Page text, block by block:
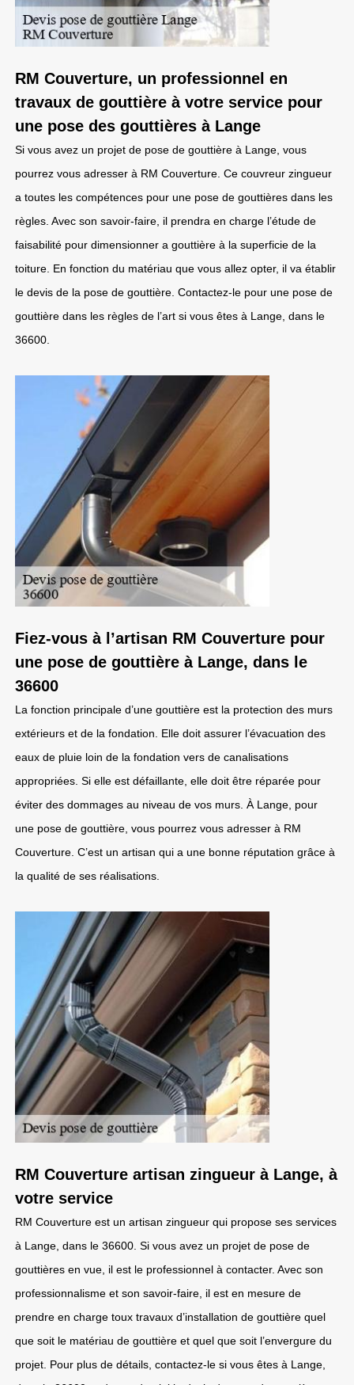
RM Couverture, un professionnel en
travaux de gouttière à votre service pour
une pose des gouttières à Lange
Si vous avez un projet de pose de gouttière à Lange, vous
pourrez vous adresser à RM Couverture. Ce couvreur zingueur
a toutes les compétences pour une pose de gouttières dans les
règles. Avec son savoir-faire, il prendra en charge l’étude de
faisabilité pour dimensionner a gouttière à la superficie de la
toiture. En fonction du matériau que vous allez opter, il va établir
le devis de la pose de gouttière. Contactez-le pour une pose de
gouttière dans les règles de l’art si vous êtes à Lange, dans le
36600.
Fiez-vous à l’artisan RM Couverture pour
une pose de gouttière à Lange, dans le
36600
La fonction principale d’une gouttière est la protection des murs
extérieurs et de la fondation. Elle doit assurer l’évacuation des
eaux de pluie loin de la fondation vers de canalisations
appropriées. Si elle est défaillante, elle doit être réparée pour
éviter des dommages au niveau de vos murs. À Lange, pour
une pose de gouttière, vous pourrez vous adresser à RM
Couverture. C’est un artisan qui a une bonne réputation grâce à
la qualité de ses réalisations.
RM Couverture artisan zingueur à Lange, à
votre service
RM Couverture est un artisan zingueur qui propose ses services
à Lange, dans le 36600. Si vous avez un projet de pose de
gouttières en vue, il est le professionnel à contacter. Avec son
professionnalisme et son savoir-faire, il est en mesure de
prendre en charge toux travaux d’installation de gouttière quel
que soit le matériau de gouttière et quel que soit l’envergure du
projet. Pour plus de détails, contactez-le si vous êtes à Lange,